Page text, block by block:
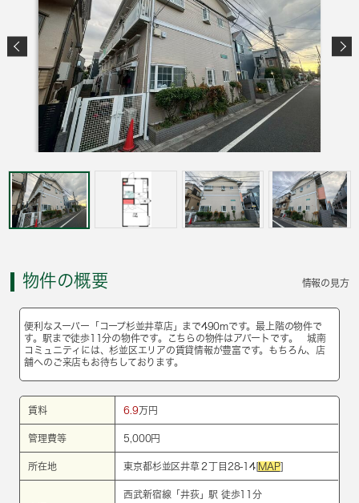
物件の概要 情報の見方
便利なスーパー「コープ杉並井草店」まで490mです。最上階の物件で
す。駅まで徒歩11分の物件です。こちらの物件はアパートです。 城南
コミュニティには、杉並区エリアの賃貸情報が豊富です。もちろん、店
舗へのご来店もお待ちしております。
賃料 6.9万円
管理費等 5,000円
所在地 東京都杉並区井草２丁目28-14[MAP]
西武新宿線 「井荻」駅 徒歩11分